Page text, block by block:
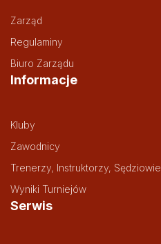
Zarząd
Regulaminy
Biuro Zarządu
Informacje
Kluby
Zawodnicy
Trenerzy, Instruktorzy, Sędziowie
Wyniki Turniejów
Serwis